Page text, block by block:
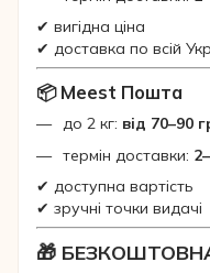
✔ вигідна ціна
✔ доставка по всій
📦 Meest Пошта
до 2 кг: від 70–90
термін доставки:
✔ доступна вартість
✔ зручні точки видачі
🎁